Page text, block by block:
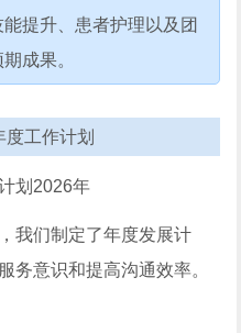
提升、患者护理以及团
成果。
工作计划
划2026年
我们制定了年度发展计
务意识和提高沟通效率。